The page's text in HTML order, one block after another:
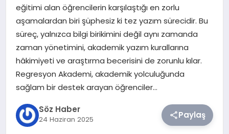
DÜNYA
TEKNOLOJI
SIYASET
YAŞAM
eğitimi alan öğrencilerin karşılaştığı en zorlu
aşamalardan biri şüphesiz ki tez yazım sürecidir. Bu
süreç, yalnızca bilgi birikimini değil aynı zamanda
zaman yönetimini, akademik yazım kurallarına
hâkimiyeti ve araştırma becerisini de zorunlu kılar.
Regresyon Akademi, akademik yolculuğunda
sağlam bir destek arayan öğrenciler…
Söz Haber
24 Haziran 2025 Paylaş